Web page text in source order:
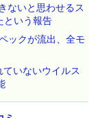
ないと思わせるス
という報告
ックが流出、全モ
いないウイルス